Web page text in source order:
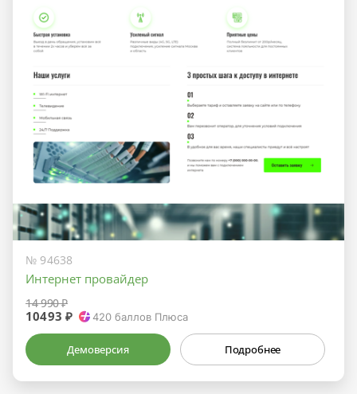
№ 94638
Интернет провайдер
14 990 ₽
10493 ₽ 420 баллов Плюса
Демоверсия Подробнее